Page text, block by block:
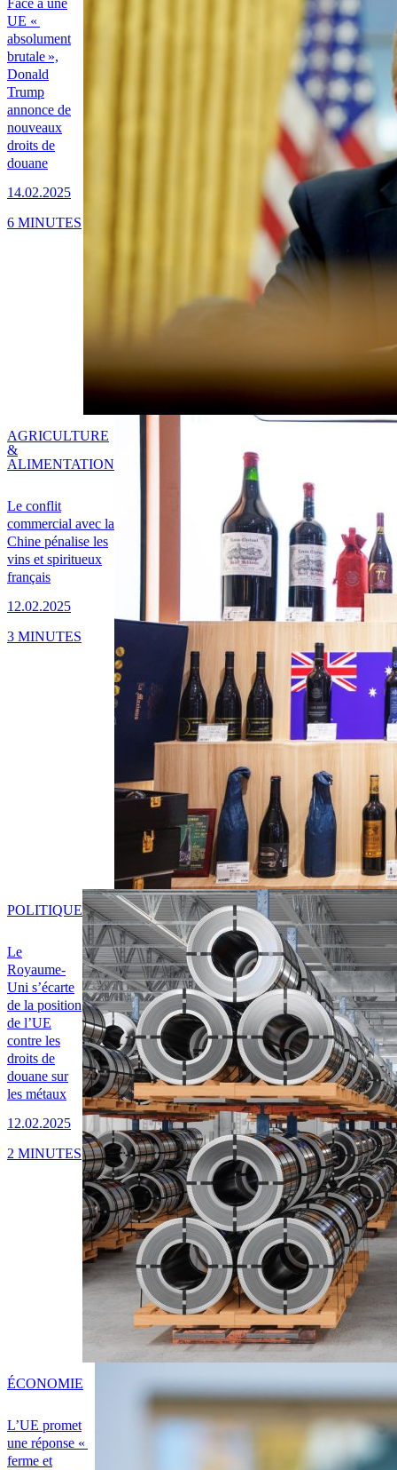
Face à une
UE «
absolument
brutale »,
Donald
Trump
annonce de
nouveaux
droits de
douane
14.02.2025
6 MINUTES
Le conflit
commercial avec la
Chine pénalise les
vins et spiritueux
français
12.02.2025
AGRICULTURE
&
ALIMENTATION
3 MINUTES
Le
Royaume-
Uni s’écarte
de la position
de l’UE
contre les
droits de
douane sur
les métaux
12.02.2025
POLITIQUE
2 MINUTES
L’UE promet
une réponse «
ferme et
ÉCONOMIE